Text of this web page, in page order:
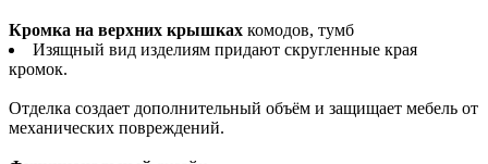
Кромка на верхних крышках комодов, тумб
Изящный вид изделиям придают скругленные края
кромок.
Отделка создает дополнительный объём и защищает мебель от
механических повреждений.